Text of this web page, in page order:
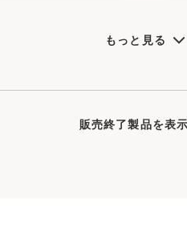
もっと見る
販売終了製品を表示